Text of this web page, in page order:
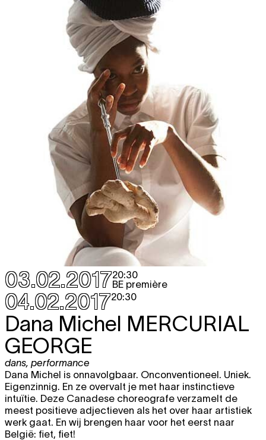
03.02.201720:30
BE première
04.02.201720:30
Dana Michel MERCURIAL
GEORGE
dans, performance
Dana Michel is onnavolgbaar. Onconventioneel. Uniek.
Eigenzinnig. En ze overvalt je met haar instinctieve
intuïtie. Deze Canadese choreografe verzamelt de
meest positieve adjectieven als het over haar artistiek
werk gaat. En wij brengen haar voor het eerst naar
België: fiet, fiet!